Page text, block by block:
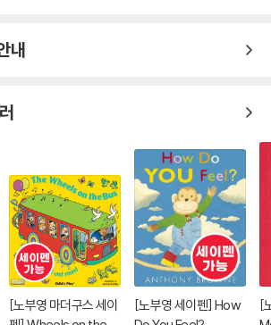
내
[노부영 마더구스 세이
[노부영 세이펜] How
[